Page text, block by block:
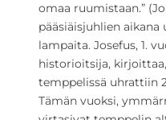
omaa ruumistaan.”
pääsiäisjuhlien
lampaita. Josefus, 1.
historioitsija,
temppelissä uhrattiin
Tämän vuoksi,